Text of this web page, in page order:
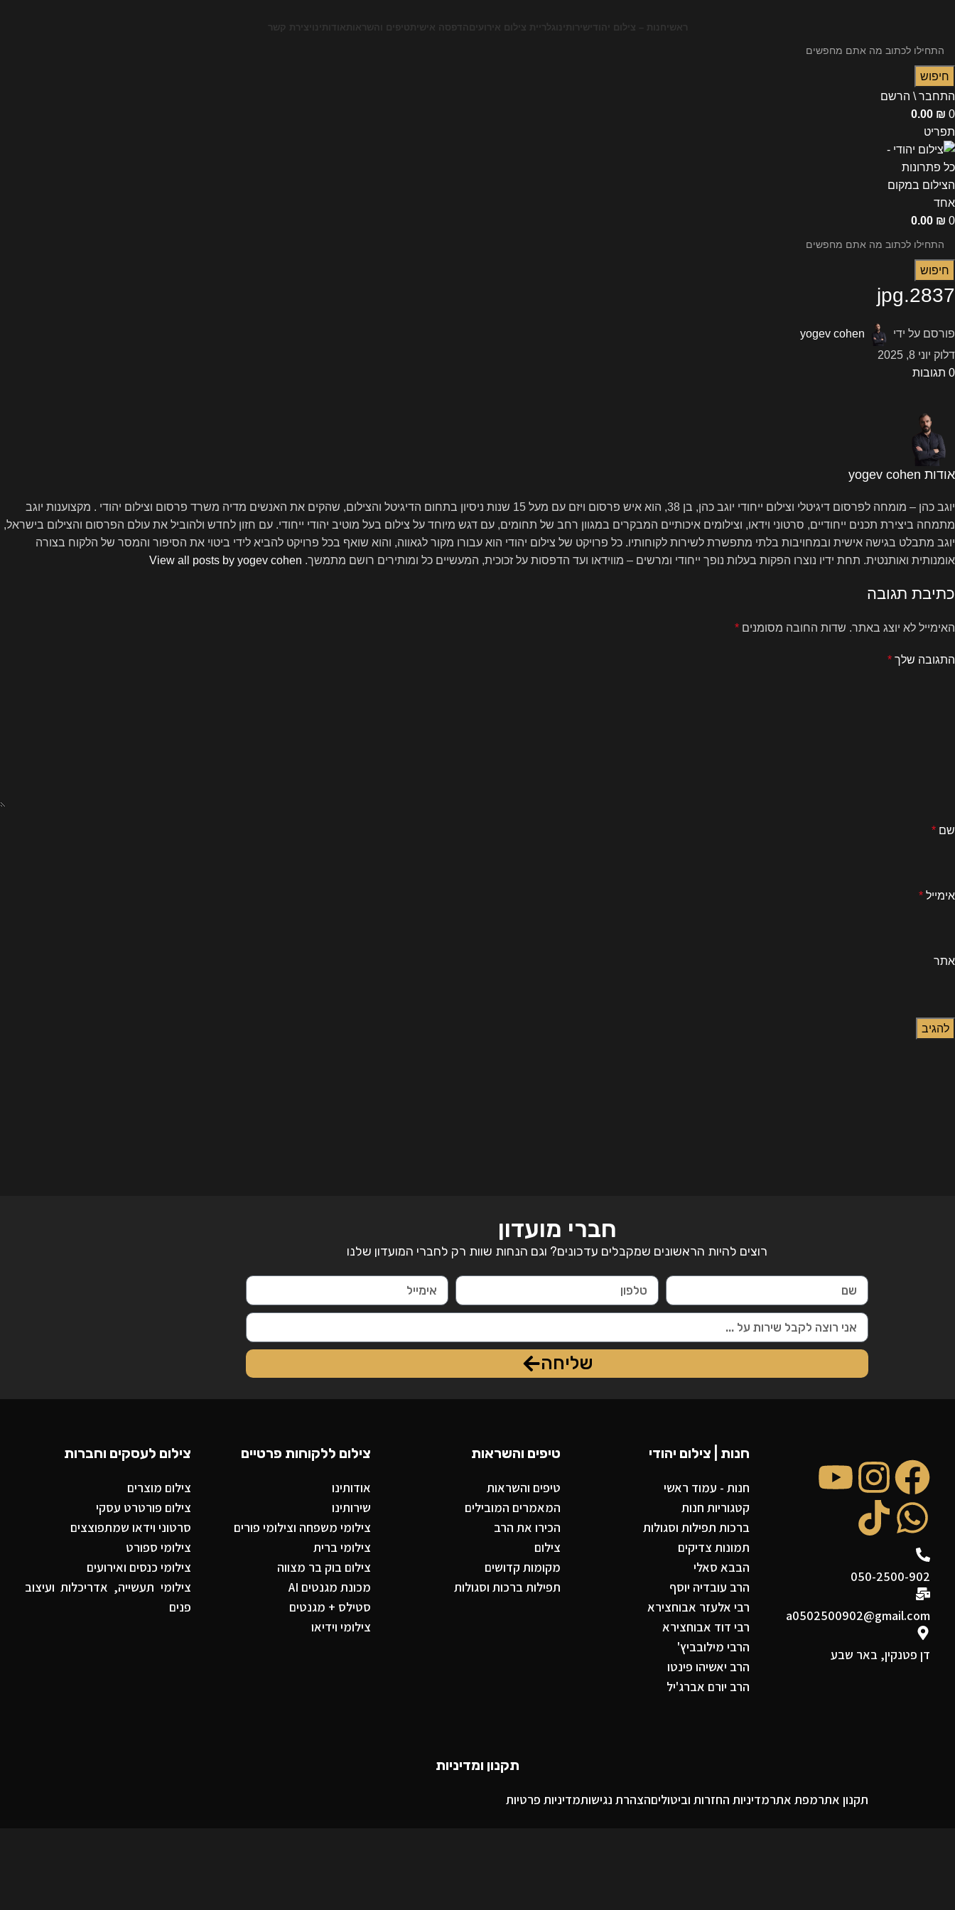
ראשי חנות – צילום יהודי שירותינו גלריית צילום אירועים הדפסה אישיתטיפים והשראותאודותינו יצירת קשר
חיפוש
התחבר \ הרשם
0
0.00 ₪
תפריט
0
0.00 ₪
חיפוש
2837.jpg
פורסם על ידי
yogev cohen
דלוק יוני 8, 2025
0 תגובות
אודות yogev cohen
יוגב כהן – מומחה לפרסום דיגיטלי וצילום ייחודי יוגב כהן, בן 38, הוא איש פרסום ויזם עם מעל 15 שנות ניסיון בתחום הדיגיטל והצילום, שהקים את האנשים מדיה משרד פרסום וצילום יהודי . מקצוענות יוגב
מתמחה ביצירת תכנים ייחודיים, סרטוני וידאו, וצילומים איכותיים המבקרים במגוון רחב של תחומים, עם דגש מיוחד על צילום בעל מוטיב יהודי ייחודי. עם חזון לחדש ולהוביל את עולם הפרסום והצילום בישראל,
יוגב מתבלט בגישה אישית ובמחויבות בלתי מתפשרת לשירות לקוחותיו. כל פרויקט של צילום יהודי הוא עבורו מקור לגאווה, והוא שואף בכל פרויקט להביא לידי ביטוי את הסיפור והמסר של הלקוח בצורה
אומנותית ואותנטית. תחת ידיו נוצרו הפקות בעלות נופך ייחודי ומרשים – מווידאו ועד הדפסות על זכוכית, המעשיים כל ומותירים רושם מתמשך. View all posts by yogev cohen
כתיבת תגובה
האימייל לא יוצג באתר. שדות החובה מסומנים *
התגובה שלך *
שם *
אימייל *
אתר
חברי מועדון
רוצים להיות הראשונים שמקבלים עדכונים? וגם הנחות שוות רק לחברי המועדון שלנו
שליחה
050-2500-902
a0502500902@gmail.com
דן פטנקין, באר שבע
חנות | צילום יהודי
חנות - עמוד ראשי
קטגוריות חנות
ברכות תפילות וסגולות
תמונות צדיקים
הבבא סאלי
הרב עובדיה יוסף
רבי אלעזר אבוחצירא
רבי דוד אבוחצירא
הרבי מילובביץ'
הרב יאשיהו פינטו
הרב יורם אברג'יל
טיפים והשראות
טיפים והשראות
המאמרים המובילים
הכירו את הרב
צילום
מקומות קדושים
תפילות ברכות וסגולות
צילום ללקוחות פרטיים
אודותינו
שירותינו
צילומי משפחה וצילומי פורים
צילומי ברית
צילום בוק בר מצווה
מכונת מגנטים AI
סטילס + מגנטים
צילומי וידיאו
צילום לעסקים וחברות
צילום מוצרים
צילום פורטרט עסקי
סרטוני וידאו שמתפוצצים
צילומי ספורט
צילומי כנסים ואירועים
צילומי תעשייה, אדריכלות ועיצוב
פנים
תקנון ומדיניות
תקנון אתרמפת אתרמדיניות החזרות וביטוליםהצהרת נגישותמדיניות פרטיות